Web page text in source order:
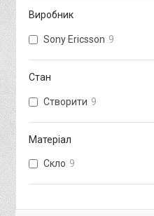
Виробник
Sony Ericsson 9
Стан
Створити 9
Матеріал
Скло 9